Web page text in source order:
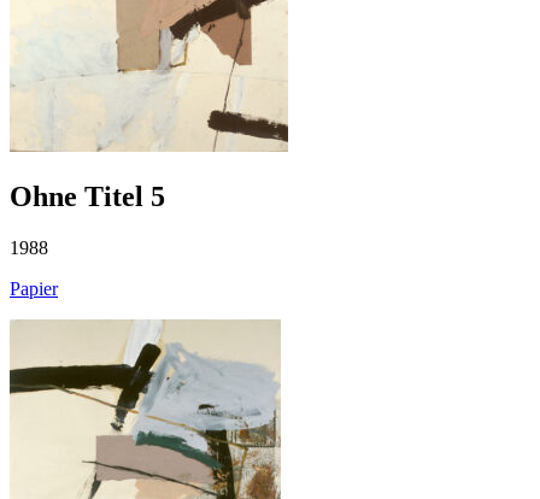
Ohne Titel 5
1988
Papier